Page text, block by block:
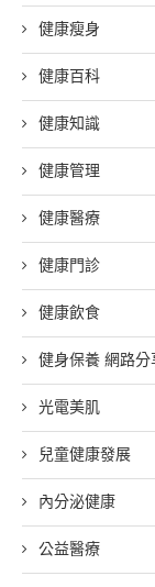
健康瘦身
健康百科
健康知識
健康管理
健康醫療
健康門診
健康飲食
健身保養 網路分
光電美肌
兒童健康發展
內分泌健康
公益醫療